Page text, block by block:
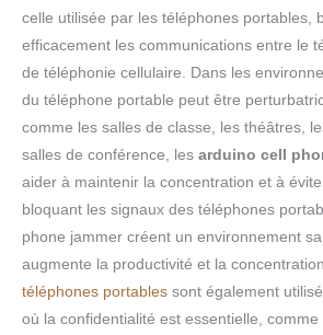
celle utilisée par les téléphones portables,
efficacement les communications entre le
de téléphonie cellulaire. Dans les
du téléphone portable peut être
comme les salles de classe, les théâtres,
salles de conférence, les arduino cell
aider à maintenir la concentration et à
bloquant les signaux des téléphones
phone jammer créent un environnement
augmente la productivité et la
téléphones portables sont également
où la confidentialité est essentielle,